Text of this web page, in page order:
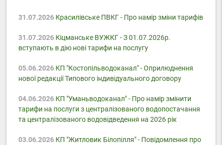
31.07.2026Красилівське ПВКГ - Про намір зміни тарифів
31.07.2026Кіцманське ВУЖКГ - З 01.07.2026р.
вступають в дію нові тарифи на послугу
05.06.2026КП "Костопільводоканал" - Оприлюднення
нової редакції Типового індивідуального договору
04.06.2026КП "Уманьводоканал" - Про намір змінити
тарифи на послуги з централізованого водопостачання
та централізованого водовідведення на 2026 рік
03.06.2026КП "Житловик Білопілля" - Повідомлення про